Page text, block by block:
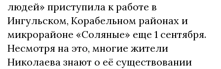
людей» приступила к работе в
Ингульском, Корабельном районах и
микрорайоне «Соляные» еще 1 сентября.
Несмотря на это, многие жители
Николаева знают о её существовании